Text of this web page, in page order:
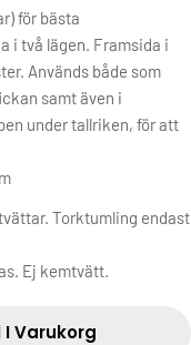
för bästa
i två lägen. Framsida i
Används både som
samt även i
under tallriken, för att
Torktumling endast
Ej kemtvätt.
I Varukorg